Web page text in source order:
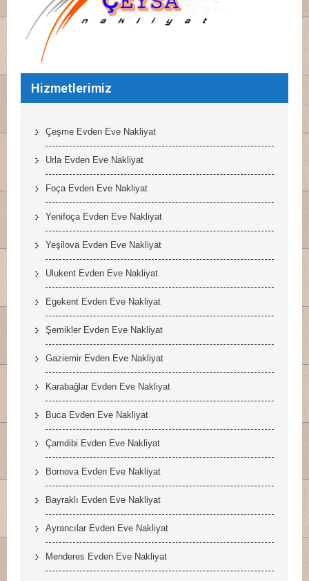
Hizmetlerimiz
Çeşme Evden Eve Nakliyat
Urla Evden Eve Nakliyat
Foça Evden Eve Nakliyat
Yenifoça Evden Eve Nakliyat
Yeşilova Evden Eve Nakliyat
Ulukent Evden Eve Nakliyat
Egekent Evden Eve Nakliyat
Şemikler Evden Eve Nakliyat
Gaziemir Evden Eve Nakliyat
Karabağlar Evden Eve Nakliyat
Buca Evden Eve Nakliyat
Çamdibi Evden Eve Nakliyat
Bornova Evden Eve Nakliyat
Bayraklı Evden Eve Nakliyat
Ayrancılar Evden Eve Nakliyat
Menderes Evden Eve Nakliyat